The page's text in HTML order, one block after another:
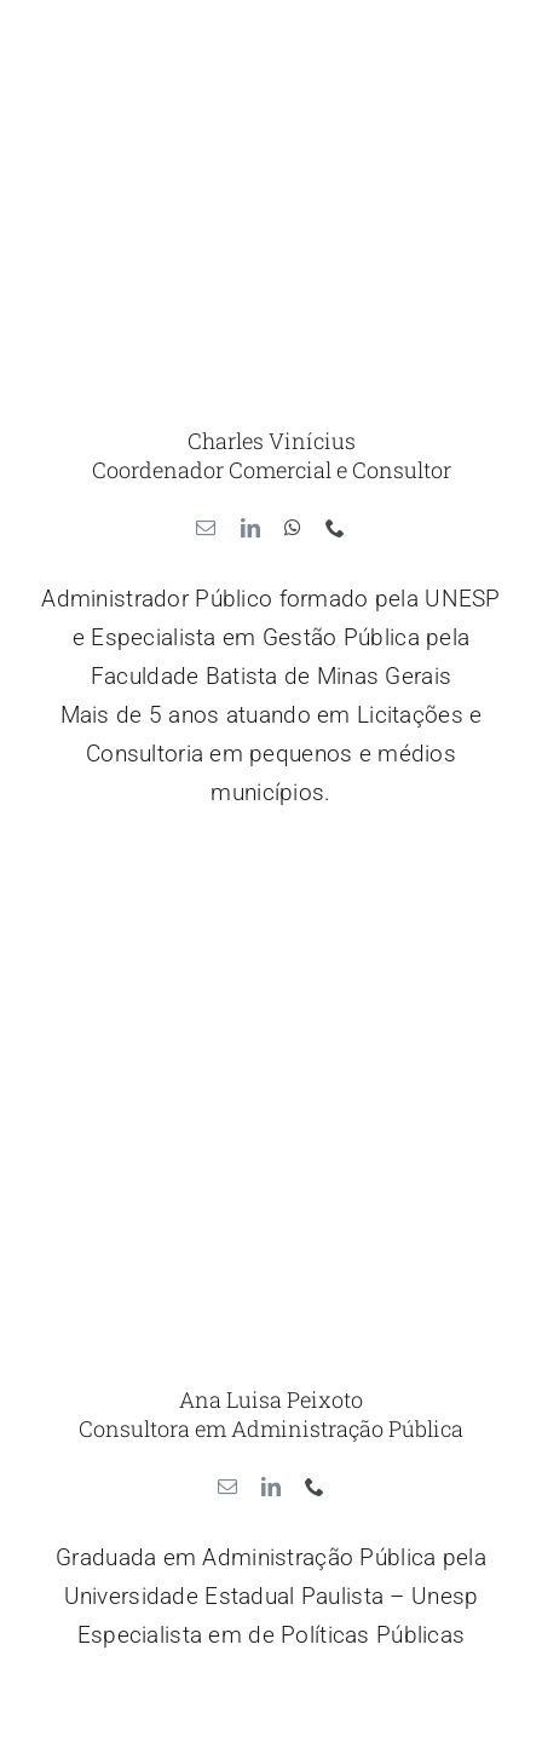
Charles Vinícius
Coordenador Comercial e Consultor
Administrador Público formado pela UNESP
e Especialista em Gestão Pública pela
Faculdade Batista de Minas Gerais
Mais de 5 anos atuando em Licitações e
Consultoria em pequenos e médios
municípios.
Ana Luisa Peixoto
Consultora em Administração Pública
Graduada em Administração Pública pela
Universidade Estadual Paulista – Unesp
Especialista em de Políticas Públicas